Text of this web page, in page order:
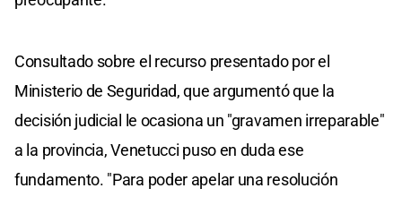
Consultado sobre el recurso presentado por el
Ministerio de Seguridad, que argumentó que la
decisión judicial le ocasiona un "gravamen irreparable"
a la provincia, Venetucci puso en duda ese
fundamento. "Para poder apelar una resolución